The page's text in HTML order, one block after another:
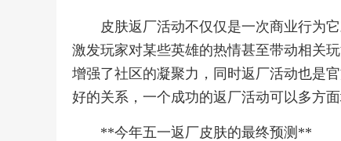
皮肤返厂活动不仅仅是一次商业行为
激发玩家对某些英雄的热情甚至带动相关
增强了社区的凝聚力，同时返厂活动也是
好的关系，一个成功的返厂活动可以多方
**今年五一返厂皮肤的最终预测**